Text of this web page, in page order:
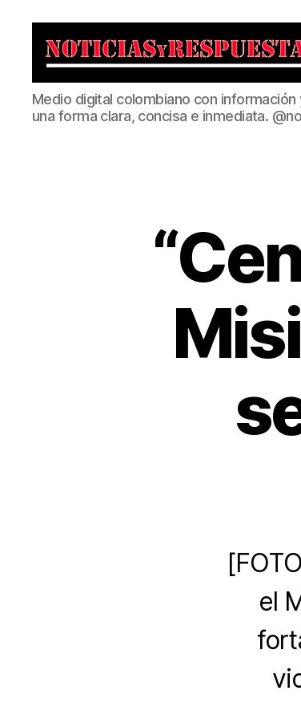
Noticias
y
Respuestas
Medio digital colombiano con
una forma clara, concisa e inmediata.
el